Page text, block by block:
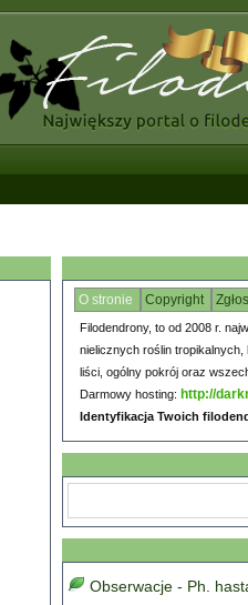
O stronie Copyright
Filodendrony, to od 2008 r.
nielicznych roślin
liści, ogólny pokrój oraz
Darmowy hosting: http://
Identyfikacja Twoich
Obserwacje - Ph.